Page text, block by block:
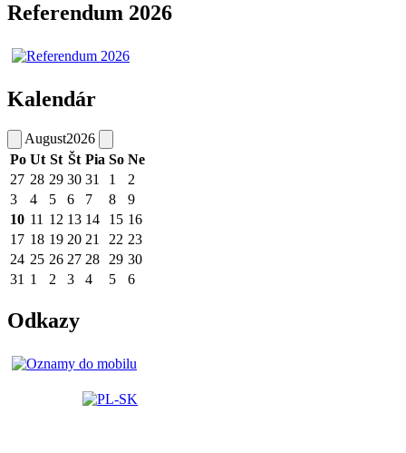
Referendum 2026
Kalendár
August2026
Po Ut St Št Pia So Ne
27 28 29 30 31 1
2
3
4 5 6 7 8
9
10 11 12 13 14 15 16
17 18 19 20 21 22 23
24 25 26 27 28 29 30
31 1 2 3 4 5 6
Odkazy